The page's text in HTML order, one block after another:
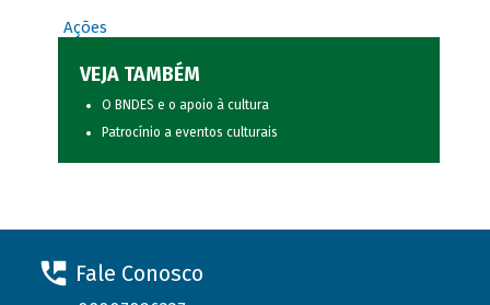
Ações
VEJA TAMBÉM
O BNDES e o apoio à cultura
Patrocínio a eventos culturais
Fale Conosco